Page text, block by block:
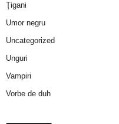
Ţigani
Umor negru
Uncategorized
Unguri
Vampiri
Vorbe de duh